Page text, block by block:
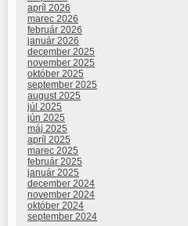
apríl 2026
marec 2026
február 2026
január 2026
december 2025
november 2025
október 2025
september 2025
august 2025
júl 2025
jún 2025
máj 2025
apríl 2025
marec 2025
február 2025
január 2025
december 2024
november 2024
október 2024
september 2024